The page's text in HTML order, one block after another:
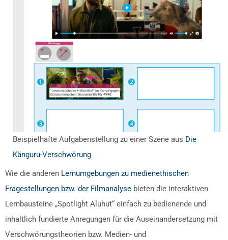
Beispielhafte Aufgabenstellung zu einer Szene aus Die
Känguru-Verschwörung
Wie die anderen Lernumgebungen zu medienethischen
Fragestellungen bzw. der Filmanalyse bieten die interaktiven
Lernbausteine „Spotlight Aluhut“ einfach zu bedienende und
inhaltlich fundierte Anregungen für die Auseinandersetzung mit
Verschwörungstheorien bzw. Medien- und